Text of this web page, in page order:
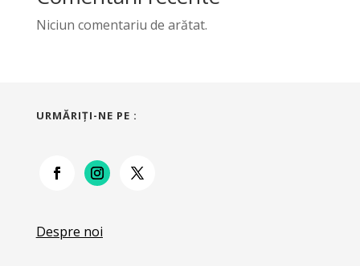
Niciun comentariu de arătat.
URMĂRIŢI-NE PE :
Despre noi